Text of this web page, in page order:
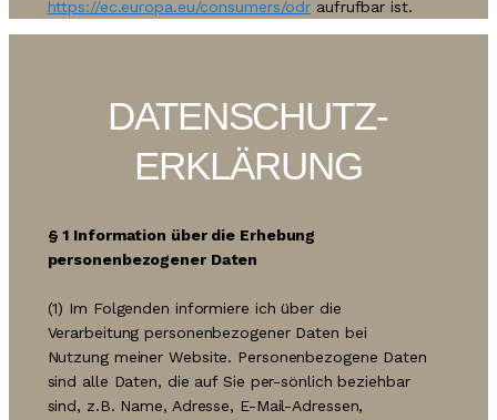
https://ec.europa.eu/consumers/odr aufrufbar ist.
DATENSCHUTZ­
ERKLÄRUNG
§ 1 Information über die Erhebung
personenbezogener Daten
(1) Im Folgenden informiere ich über die
Verarbeitung personenbezogener Daten bei
Nutzung meiner Website. Personenbezogene Daten
sind alle Daten, die auf Sie per-sönlich beziehbar
sind, z.B. Name, Adresse, E-Mail-Adressen,